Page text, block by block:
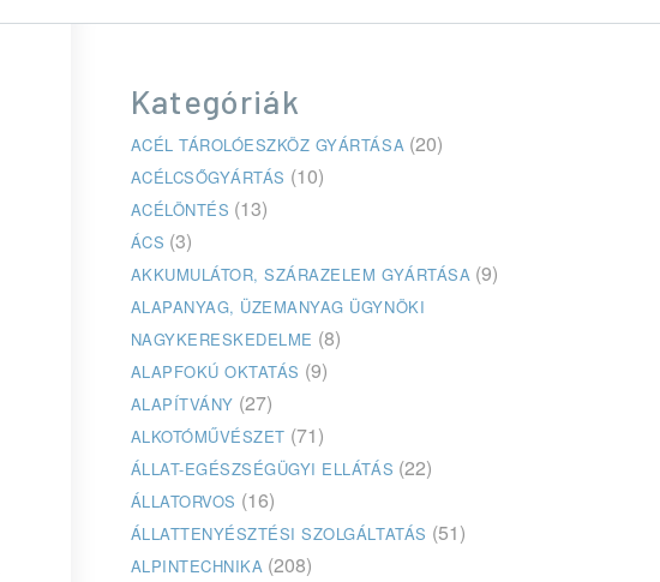
Kategóriák
ACÉL TÁROLÓESZKÖZ GYÁRTÁSA (20)
ACÉLCSŐGYÁRTÁS (10)
ACÉLÖNTÉS (13)
ÁCS (3)
AKKUMULÁTOR, SZÁRAZELEM GYÁRTÁSA (9)
ALAPANYAG, ÜZEMANYAG ÜGYNÖKI
NAGYKERESKEDELME (8)
ALAPFOKÚ OKTATÁS (9)
ALAPÍTVÁNY (27)
ALKOTÓMŰVÉSZET (71)
ÁLLAT-EGÉSZSÉGÜGYI ELLÁTÁS (22)
ÁLLATORVOS (16)
ÁLLATTENYÉSZTÉSI SZOLGÁLTATÁS (51)
ALPINTECHNIKA (208)